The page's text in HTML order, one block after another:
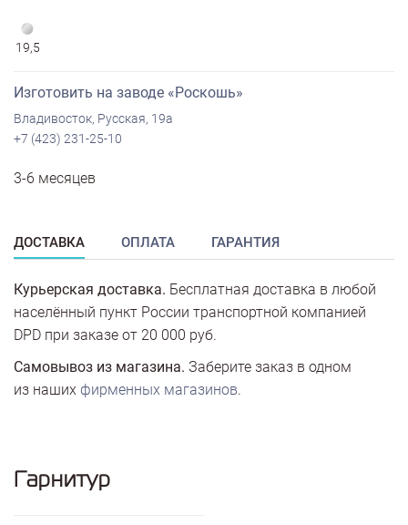
19,5
Изготовить на заводе «Роскошь»
Владивосток, Русская, 19а
+7 (423) 231-25-10
3-6 месяцев
ДОСТАВКА ОПЛАТА ГАРАНТИЯ
Курьерская доставка. Бесплатная доставка в любой
населённый пункт России транспортной компанией
DPD при заказе от 20 000 руб.
Самовывоз из магазина. Заберите заказ в одном
из наших фирменных магазинов.
Гарнитур